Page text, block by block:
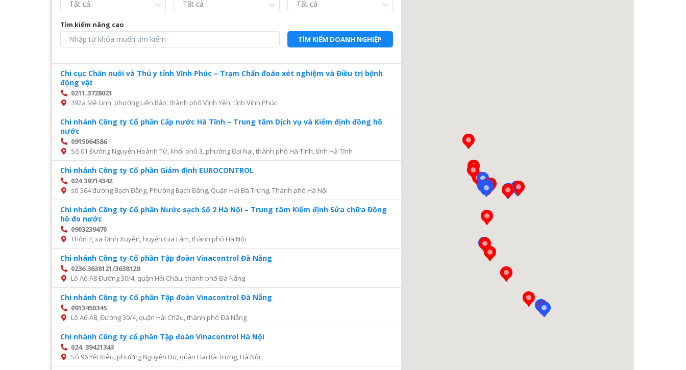
Tìm kiếm nâng cao
TÌM KIẾM DOANH NGHIỆP
Chi cục Chăn nuôi và Thú y tỉnh Vĩnh Phúc – Trạm Chẩn đoán xét nghiệm và Điều trị bệnh
động vật
0211.3728021
392a Mê Linh, phường Liên Bảo, thành phố Vĩnh Yên, tỉnh Vĩnh Phúc
Chi nhánh Công ty Cổ phần Cấp nước Hà Tĩnh – Trung tâm Dịch vụ và Kiểm định đồng hồ
nước
0915064586
Số 01 Đường Nguyễn Hoành Từ, khối phố 3, phường Đại Nại, thành phố Hà Tĩnh, tỉnh Hà Tĩnh
Chi nhánh Công ty Cổ phần Giám định EUROCONTROL
024.39714342
số 564 đường Bạch Đằng, Phường Bạch Đằng, Quận Hai Bà Trưng, Thành phố Hà Nội
Chi nhánh Công ty Cổ phần Nước sạch Số 2 Hà Nội – Trung tâm Kiểm định Sửa chữa Đồng
hồ đo nước
0903239470
Thôn 7, xã Đỉnh Xuyên, huyện Gia Lâm, thành phố Hà Nội
Chi nhánh Công ty Cổ phần Tập đoàn Vinacontrol Đà Nẵng
0236.3638121/3638129
Lô A6-A8 Đường 30/4, quận Hải Châu, thành phố Đà Nẵng
Chi nhánh Công ty Cổ phần Tập đoàn Vinacontrol Đà Nẵng
0913450345
Lô A6-A8, Đường 30/4, quận Hải Châu, thành phố Đà Nẵng
Chi nhánh Công ty cổ phần Tập đoàn Vinacontrol Hà Nội
024. 39421343
Số 96 Yết Kiêu, phường Nguyễn Du, quận Hai Bà Trưng, Hà Nội